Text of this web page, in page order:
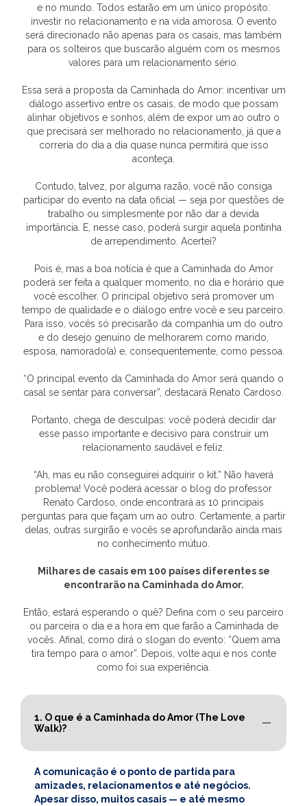
e no mundo. Todos estarão em um único propósito:
investir no relacionamento e na vida amorosa. O evento
será direcionado não apenas para os casais, mas também
para os solteiros que buscarão alguém com os mesmos
valores para um relacionamento sério.
Essa será a proposta da Caminhada do Amor: incentivar um
diálogo assertivo entre os casais, de modo que possam
alinhar objetivos e sonhos, além de expor um ao outro o
que precisará ser melhorado no relacionamento, já que a
correria do dia a dia quase nunca permitirá que isso
aconteça.
Contudo, talvez, por alguma razão, você não consiga
participar do evento na data oficial — seja por questões de
trabalho ou simplesmente por não dar a devida
importância. E, nesse caso, poderá surgir aquela pontinha
de arrependimento. Acertei?
Pois é, mas a boa notícia é que a Caminhada do Amor
poderá ser feita a qualquer momento, no dia e horário que
você escolher. O principal objetivo será promover um
tempo de qualidade e o diálogo entre você e seu parceiro.
Para isso, vocês só precisarão da companhia um do outro
e do desejo genuíno de melhorarem como marido,
esposa, namorado(a) e, consequentemente, como pessoa.
“O principal evento da Caminhada do Amor será quando o
casal se sentar para conversar”, destacará Renato Cardoso.
Portanto, chega de desculpas: você poderá decidir dar
esse passo importante e decisivo para construir um
relacionamento saudável e feliz.
“Ah, mas eu não conseguirei adquirir o kit.” Não haverá
problema! Você poderá acessar o blog do professor
Renato Cardoso, onde encontrará as 10 principais
perguntas para que façam um ao outro. Certamente, a partir
delas, outras surgirão e vocês se aprofundarão ainda mais
no conhecimento mútuo.
Milhares de casais em 100 países diferentes se
encontrarão na Caminhada do Amor.
Então, estará esperando o quê? Defina com o seu parceiro
ou parceira o dia e a hora em que farão a Caminhada de
vocês. Afinal, como dirá o slogan do evento: “Quem ama
tira tempo para o amor”. Depois, volte aqui e nos conte
como foi sua experiência.
1. O que é a Caminhada do Amor (The Love
Walk)?
A comunicação é o ponto de partida para
amizades, relacionamentos e até negócios.
Apesar disso, muitos casais — e até mesmo